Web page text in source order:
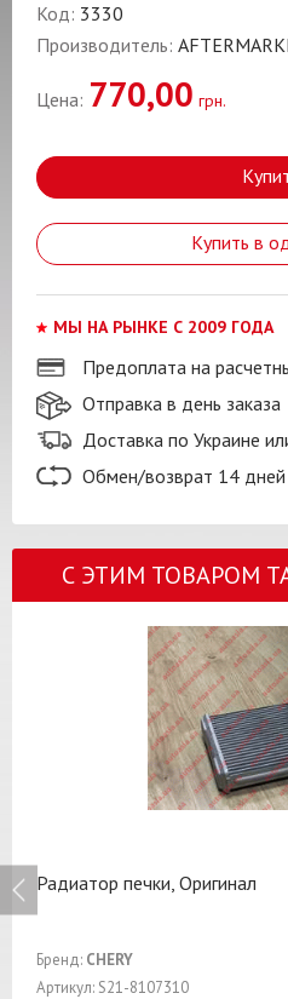
Код: 3330
Производитель:
Цена: 770,00 грн.
Купить в
МЫ НА РЫНКЕ С 2009 ГОДА
Предоплата на
Отправка в день заказа
Доставка по Украине
Обмен/возврат 14 дней
С ЭТИМ ТОВАРОМ
Радиатор печки, Оригинал
Бренд: CHERY
Артикул: S21-8107310